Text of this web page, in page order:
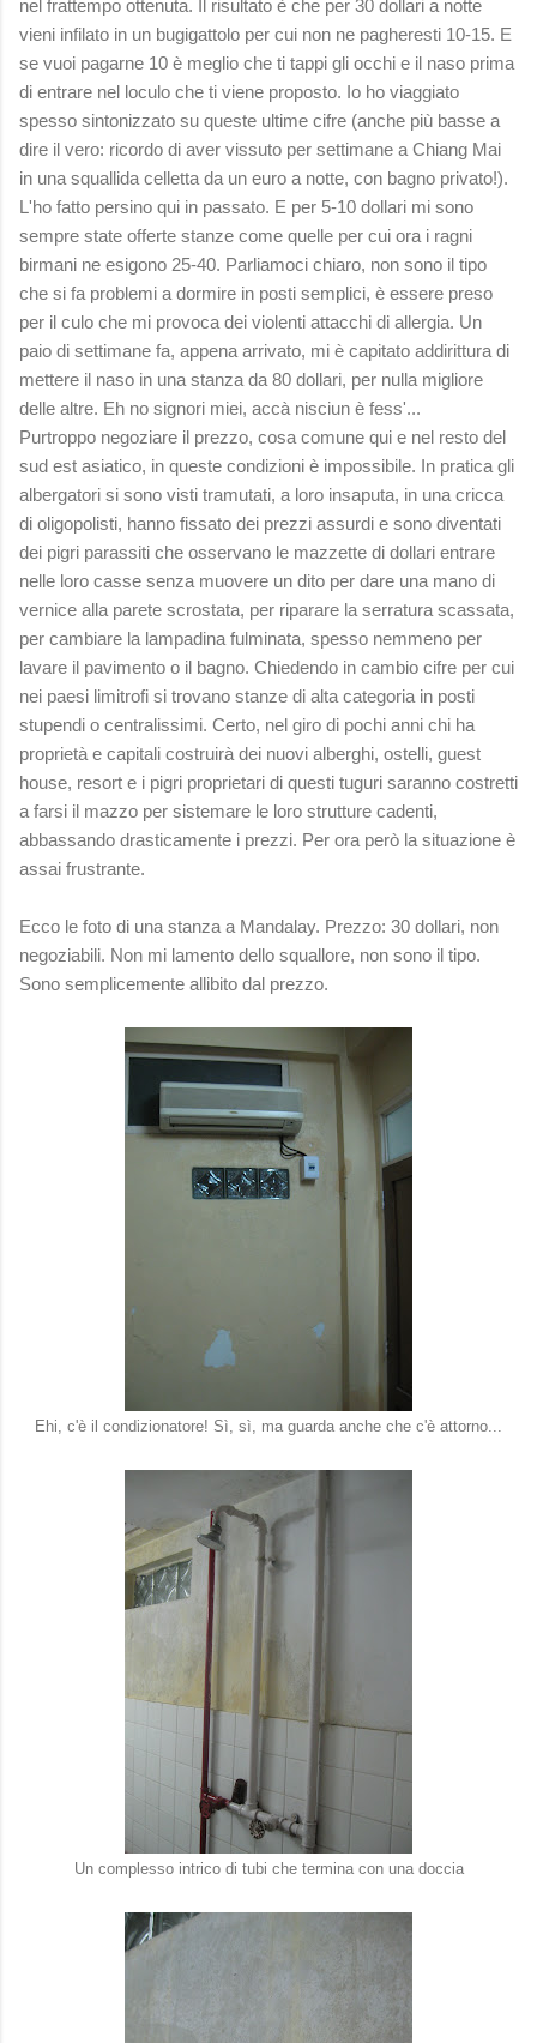
nel frattempo ottenuta. Il risultato è che per 30 dollari a notte
vieni infilato in un bugigattolo per cui non ne pagheresti 10-15. E
se vuoi pagarne 10 è meglio che ti tappi gli occhi e il naso prima
di entrare nel loculo che ti viene proposto. Io ho viaggiato
spesso sintonizzato su queste ultime cifre (anche più basse a
dire il vero: ricordo di aver vissuto per settimane a Chiang Mai
in una squallida celletta da un euro a notte, con bagno privato!).
L'ho fatto persino qui in passato. E per 5-10 dollari mi sono
sempre state offerte stanze come quelle per cui ora i ragni
birmani ne esigono 25-40. Parliamoci chiaro, non sono il tipo
che si fa problemi a dormire in posti semplici, è essere preso
per il culo che mi provoca dei violenti attacchi di allergia. Un
paio di settimane fa, appena arrivato, mi è capitato addirittura di
mettere il naso in una stanza da 80 dollari, per nulla migliore
delle altre. Eh no signori miei, accà nisciun è fess'...
Purtroppo negoziare il prezzo, cosa comune qui e nel resto del
sud est asiatico, in queste condizioni è impossibile. In pratica gli
albergatori si sono visti tramutati, a loro insaputa, in una cricca
di oligopolisti, hanno fissato dei prezzi assurdi e sono diventati
dei pigri parassiti che osservano le mazzette di dollari entrare
nelle loro casse senza muovere un dito per dare una mano di
vernice alla parete scrostata, per riparare la serratura scassata,
per cambiare la lampadina fulminata, spesso nemmeno per
lavare il pavimento o il bagno. Chiedendo in cambio cifre per cui
nei paesi limitrofi si trovano stanze di alta categoria in posti
stupendi o centralissimi. Certo, nel giro di pochi anni chi ha
proprietà e capitali costruirà dei nuovi alberghi, ostelli, guest
house, resort e i pigri proprietari di questi tuguri saranno costretti
a farsi il mazzo per sistemare le loro strutture cadenti,
abbassando drasticamente i prezzi. Per ora però la situazione è
assai frustrante.
Ecco le foto di una stanza a Mandalay. Prezzo: 30 dollari, non
negoziabili. Non mi lamento dello squallore, non sono il tipo.
Sono semplicemente allibito dal prezzo.
Ehi, c'è il condizionatore! Sì, sì, ma guarda anche che c'è attorno...
Un complesso intrico di tubi che termina con una doccia